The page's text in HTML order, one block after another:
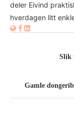
deler Eivind
hverdagen litt
Slik
Gamle